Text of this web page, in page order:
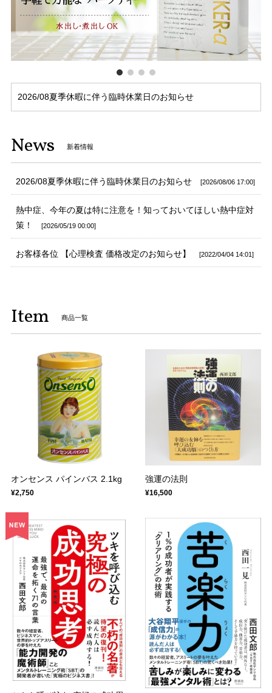
2026/08夏季休暇に伴う臨時休業日のお知らせ
News 新着情報
2026/08夏季休暇に伴う臨時休業日のお知らせ 2026/08/06 17:00
熱中症、今年の夏は特に注意を！知っておいてほしい熱中症対
策！
2026/05/19 00:00
お客様各位 【心理検査 価格改定のお知らせ】 2022/04/04 14:01
Item 商品一覧
オンセンス パインバス 2.1kg
¥2,750
強運の法則
¥16,500